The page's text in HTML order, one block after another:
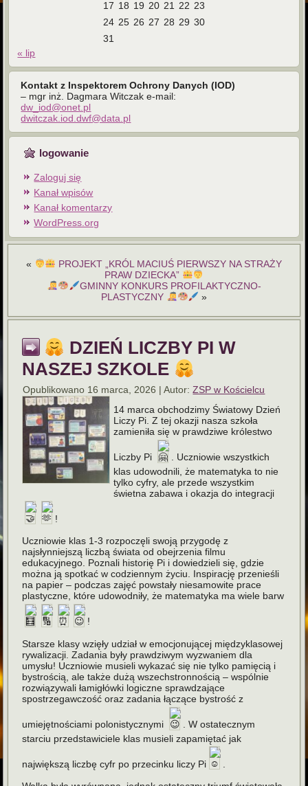
17 18 19 20 21 22 23
24 25 26 27 28 29 30
31
« lip
Kontakt z Inspektorem Ochrony Danych (IOD)
– mgr inż. Dagmara Witczak e-mail:
dw_iod@onet.pl
dwitczak.iod.dwf@data.pl
logowanie
Zaloguj się
Kanał wpisów
Kanał komentarzy
WordPress.org
«
PROJEKT „KRÓL MACIUŚ PIERWSZY NA STRAŻY
PRAW DZIECKA”
GMINNY KONKURS PROFILAKTYCZNO-
PLASTYCZNY
»
DZIEŃ LICZBY PI W
NASZEJ SZKOLE
Opublikowano 16 marca, 2026 |Autor: ZSP w Kościelcu
14 marca obchodzimy Światowy Dzień
Liczy Pi. Z tej okazji nasza szkoła
zamieniła się w prawdziwe królestwo
Liczby Pi
. Uczniowie wszystkich
klas udowodnili, że matematyka to nie
tylko cyfry, ale przede wszystkim
świetna zabawa i okazja do integracji
!
Uczniowie klas 1-3 rozpoczęli swoją przygodę z
najsłynniejszą liczbą świata od obejrzenia filmu
edukacyjnego. Poznali historię Pi i dowiedzieli się, gdzie
można ją spotkać w codziennym życiu. Inspirację przenieśli
na papier – podczas zajęć powstały niesamowite prace
plastyczne, które udowodniły, że matematyka ma wiele barw
!
Starsze klasy wzięły udział w emocjonującej międzyklasowej
rywalizacji. Zadania były prawdziwym wyzwaniem dla
umysłu! Uczniowie musieli wykazać się nie tylko pamięcią i
bystrością, ale także dużą wszechstronnością – wspólnie
rozwiązywali łamigłówki logiczne sprawdzające
spostrzegawczość oraz zadania łączące bystrość z
umiejętnościami polonistycznymi
. W ostatecznym
starciu przedstawiciele klas musieli zapamiętać jak
największą liczbę cyfr po przecinku liczy Pi